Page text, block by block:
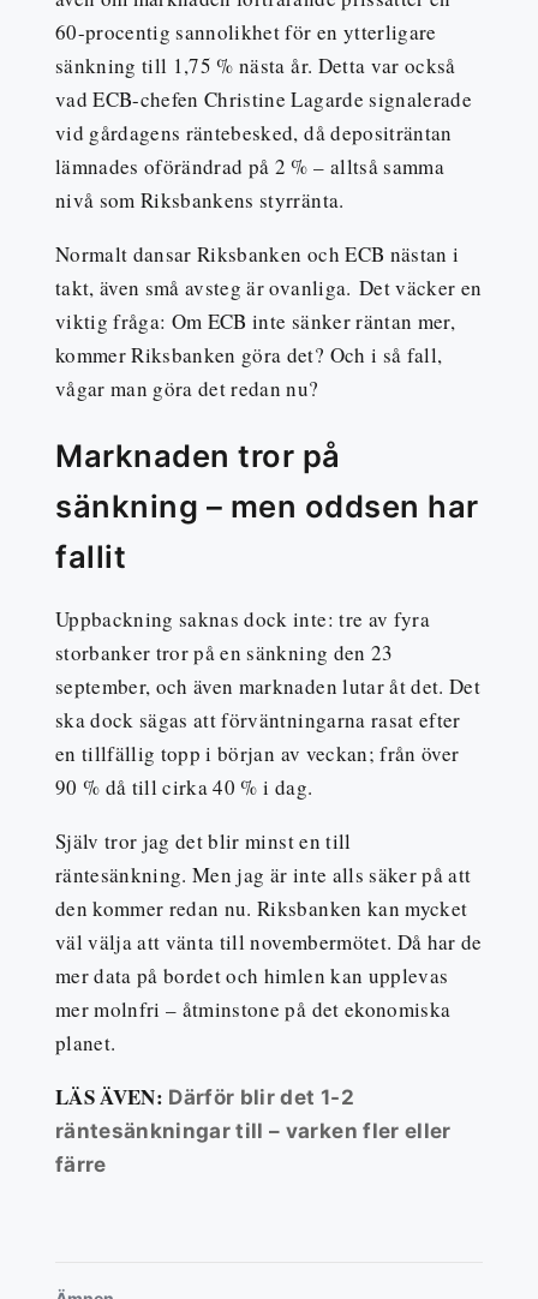
60-procentig sannolikhet för en ytterligare
sänkning till 1,75 % nästa år. Detta var också
vad ECB-chefen Christine Lagarde signalerade
vid gårdagens räntebesked, då depositräntan
lämnades oförändrad på 2 % – alltså samma
nivå som Riksbankens styrränta.
Normalt dansar Riksbanken och ECB nästan i
takt, även små avsteg är ovanliga. Det väcker en
viktig fråga: Om ECB inte sänker räntan mer,
kommer Riksbanken göra det? Och i så fall,
vågar man göra det redan nu?
Marknaden tror på
sänkning – men oddsen har
fallit
Uppbackning saknas dock inte: tre av fyra
storbanker tror på en sänkning den 23
september, och även marknaden lutar åt det. Det
ska dock sägas att förväntningarna rasat efter
en tillfällig topp i början av veckan; från över
90 % då till cirka 40 % i dag.
Själv tror jag det blir minst en till
räntesänkning. Men jag är inte alls säker på att
den kommer redan nu. Riksbanken kan mycket
väl välja att vänta till novembermötet. Då har de
mer data på bordet och himlen kan upplevas
mer molnfri – åtminstone på det ekonomiska
planet.
LÄS ÄVEN: Därför blir det 1-2
räntesänkningar till – varken fler eller
färre